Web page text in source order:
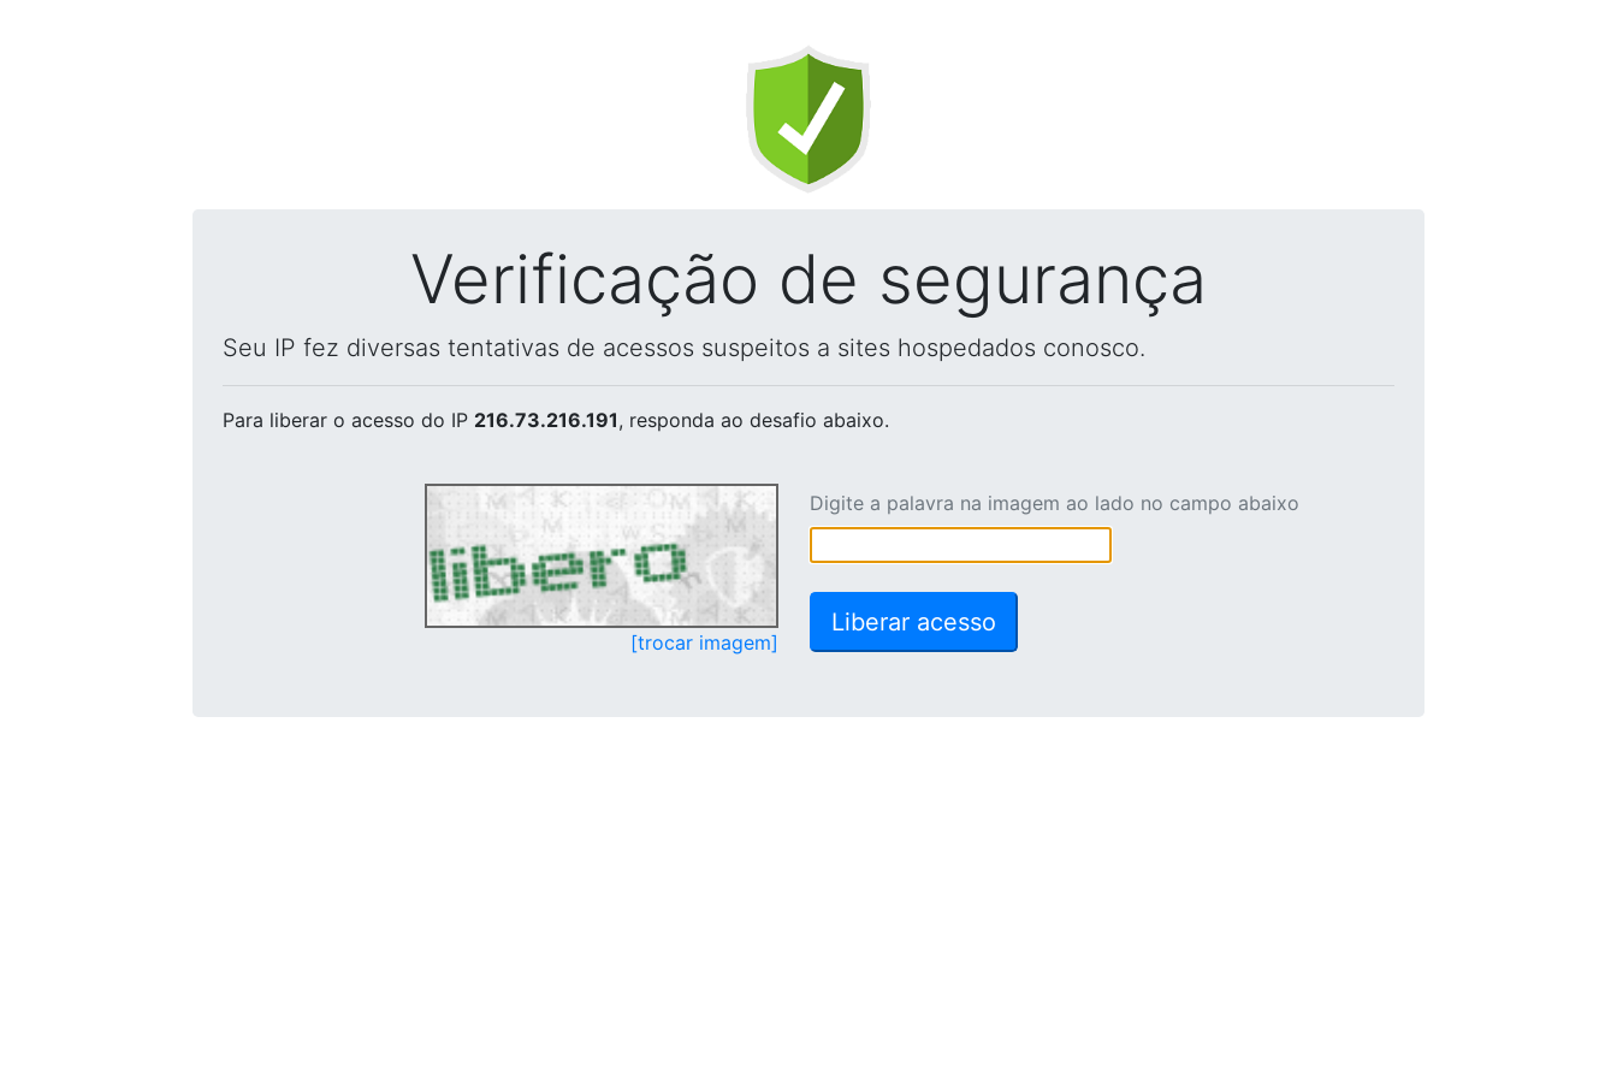
Verificação de segurança
Seu IP fez diversas tentativas de acessos suspeitos a sites hospedados conosco.
Para liberar o acesso do IP 216.73.216.191, responda ao desafio abaixo.
[trocar imagem]
Digite a palavra na imagem ao lado no campo abaixo